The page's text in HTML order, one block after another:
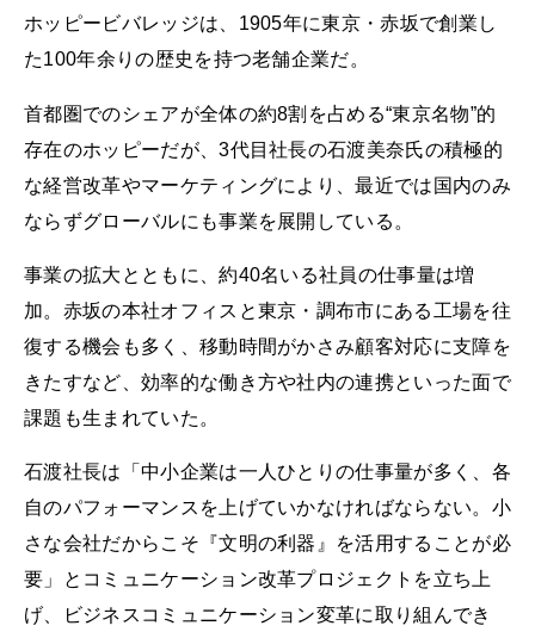
ホッピービバレッジは、1905年に東京・赤坂で創業し
た100年余りの歴史を持つ老舗企業だ。
首都圏でのシェアが全体の約8割を占める“東京名物”的
存在のホッピーだが、3代目社長の石渡美奈氏の積極的
な経営改革やマーケティングにより、最近では国内のみ
ならずグローバルにも事業を展開している。
事業の拡大とともに、約40名いる社員の仕事量は増
加。赤坂の本社オフィスと東京・調布市にある工場を往
復する機会も多く、移動時間がかさみ顧客対応に支障を
きたすなど、効率的な働き方や社内の連携といった面で
課題も生まれていた。
石渡社長は「中小企業は一人ひとりの仕事量が多く、各
自のパフォーマンスを上げていかなければならない。小
さな会社だからこそ『文明の利器』を活用することが必
要」とコミュニケーション改革プロジェクトを立ち上
げ、ビジネスコミュニケーション変革に取り組んでき